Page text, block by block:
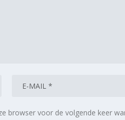
browser voor de volgende keer